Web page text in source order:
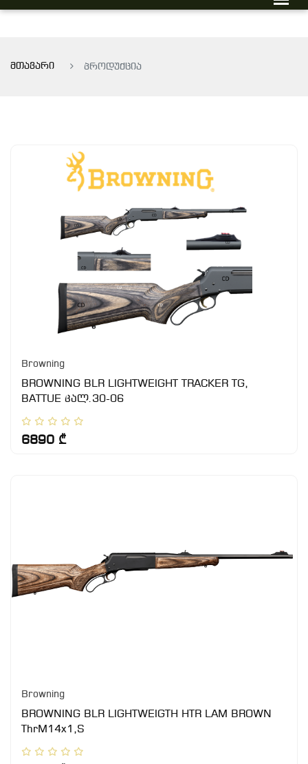
მთავარი პროდუქცია
Browning
BROWNING BLR LIGHTWEIGHT TRACKER TG,
BATTUE კალ.30-06
6890 ₾
Browning
BROWNING BLR LIGHTWEIGTH HTR LAM BROWN
ThrM14x1,S